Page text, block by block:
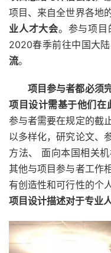
项目、来自全世界各地
业人才大会。参与项目
2020春季前往中国大
流。
项目参与者都必须
项目设计需基于他们在
参与者需要在规定的截
以多样化，研究论文、
方法、 面向本国相关
其他与项目参与者工作
有创造性和可行性的个
项目设计描述对于专业